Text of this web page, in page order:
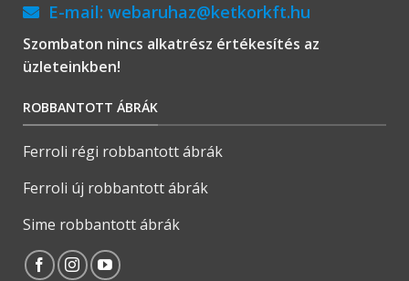
E-mail: webaruhaz@ketkorkft.hu
Szombaton nincs alkatrész értékesítés az
üzleteinkben!
ROBBANTOTT ÁBRÁK
Ferroli régi robbantott ábrák
Ferroli új robbantott ábrák
Sime robbantott ábrák